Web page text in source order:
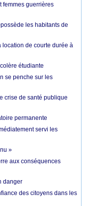
femmes guerrières
les habitants de
location de courte durée à
étudiante
se penche sur les
crise de santé publique
permanente
servi les
»
aux conséquences
danger
des citoyens dans les